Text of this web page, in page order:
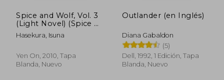
₡ 12.257
Spice and Wolf, Vol. 3
(Light Novel) (Spice &
Wolf) (en Inglés)
Hasekura, Isuna
Yen On, 2010, Tapa
Blanda, Nuevo
Outlander (en Inglés)
Diana Gabaldon
(5)
Dell, 1992, 1 Edición, Tapa
Blanda, Nuevo